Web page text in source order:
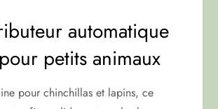
automatique
petits animaux
pour chinchillas et lapins, ce